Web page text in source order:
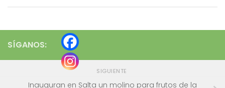
SÍGANOS:
SIGUIENTE
Inauguran en Salta un molino para frutos de la